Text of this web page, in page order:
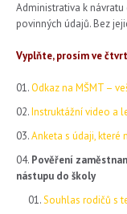
Administrativa k
povinných údajů. Bez
Vyplňte, prosím ve
Odkaz na MŠMT –
Instruktážní video a
Anketa s údaji, které
Pověření
nástupu do školy
Souhlas rodičů s